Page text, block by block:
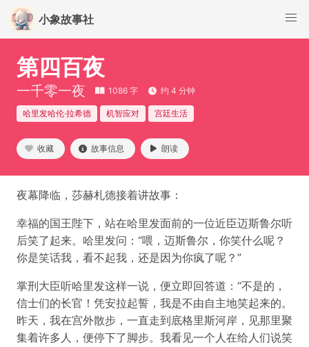
小象故事社
第四百夜
一千零一夜 1086 字 约 4 分钟
哈里发哈伦·拉希德 机智应对 宫廷生活
收藏 故事信息 朗读
夜幕降临，莎赫札德接着讲故事：
幸福的国王陛下，站在哈里发面前的一位近臣迈斯鲁尔听
后笑了起来。哈里发问：“喂，迈斯鲁尔，你笑什么呢？
你是笑话我，看不起我，还是因为你疯了呢？”
掌刑大臣听哈里发这样一说，便立即回答道：“不是的，
信士们的长官！凭安拉起誓，我是不由自主地笑起来的。
昨天，我在宫外散步，一直走到底格里斯河岸，见那里聚
集着许多人，便停下了脚步。我看见一个人在给人们说笑